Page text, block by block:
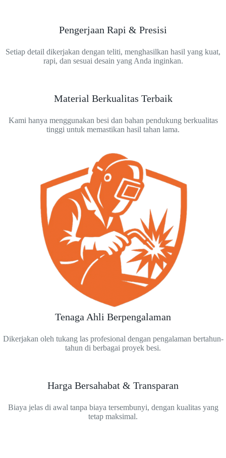
Pengerjaan Rapi & Presisi
Setiap detail dikerjakan dengan teliti, menghasilkan hasil yang kuat,
rapi, dan sesuai desain yang Anda inginkan.
Material Berkualitas Terbaik
Kami hanya menggunakan besi dan bahan pendukung berkualitas
tinggi untuk memastikan hasil tahan lama.
Tenaga Ahli Berpengalaman
Dikerjakan oleh tukang las profesional dengan pengalaman bertahun-
tahun di berbagai proyek besi.
Harga Bersahabat & Transparan
Biaya jelas di awal tanpa biaya tersembunyi, dengan kualitas yang
tetap maksimal.